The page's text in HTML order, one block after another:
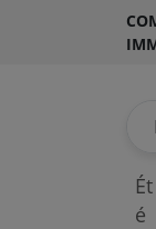
Ét
é